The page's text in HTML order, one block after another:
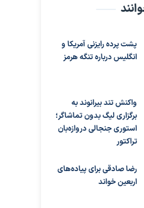
پشت پرده رایزنی آمریکا و
انگلیس درباره تنگه هرمز
واکنش تند بیرانوند به
برگزاری لیگ بدون تماشاگر؛
استوری جنجالی دروازه‌بان
تراکتور
رضا صادقی برای پیاده‌های
اربعین خواند